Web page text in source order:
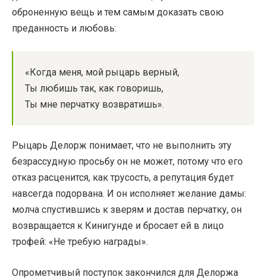
оброненную вещь и тем самым доказать свою
преданность и любовь:
«Когда меня, мой рыцарь верный,
Ты любишь так, как говоришь,
Ты мне перчатку возвратишь».
Рыцарь Делорж понимает, что не выполнить эту
безрассудную просьбу он не может, потому что его
отказ расценится, как трусость, а репутация будет
навсегда подорвана. И он исполняет желание дамы:
молча спустившись к зверям и достав перчатку, он
возвращается к Кинигунде и бросает ей в лицо
трофей: «Не требую награды».
Опрометчивый поступок закончился для Делоржа